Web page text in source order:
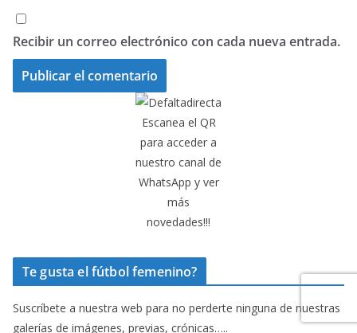
Recibir un correo electrónico con cada nueva entrada.
Escanea el QR
para acceder a
nuestro canal de
WhatsApp y ver
más
novedades!!!
Te gusta el fútbol femenino?
Suscríbete a nuestra web para no perderte ninguna de nuestras
galerías de imágenes, previas, crónicas…..